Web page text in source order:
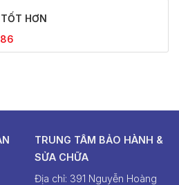
HƠN
TRUNG TÂM BẢO HÀNH &
SỬA CHỮA
Địa chỉ: 391 Nguyễn Hoàng